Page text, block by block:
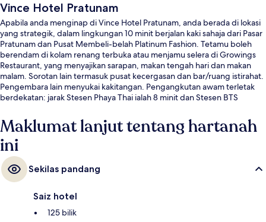
Vince Hotel Pratunam
Apabila anda menginap di Vince Hotel Pratunam, anda berada di lokasi
yang strategik, dalam lingkungan 10 minit berjalan kaki sahaja dari Pasar
Pratunam dan Pusat Membeli-belah Platinum Fashion. Tetamu boleh
berendam di kolam renang terbuka atau menjamu selera di Growings
Restaurant, yang menyajikan sarapan, makan tengah hari dan makan
malam. Sorotan lain termasuk pusat kecergasan dan bar/ruang istirahat.
Pengembara lain menyukai kakitangan. Pengangkutan awam terletak
berdekatan: jarak Stesen Phaya Thai ialah 8 minit dan Stesen BTS
Maklumat lanjut tentang hartanah
ini
Sekilas pandang
Saiz hotel
125 bilik